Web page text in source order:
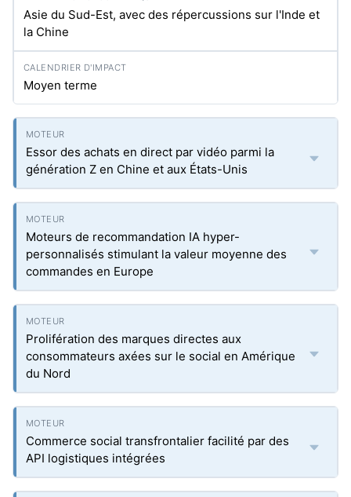
Asie du Sud-Est, avec des répercussions sur l'Inde et
la Chine
Moyen terme
Essor des achats en direct par vidéo parmi la
génération Z en Chine et aux États-Unis
Moteurs de recommandation IA hyper-
personnalisés stimulant la valeur moyenne des
commandes en Europe
Prolifération des marques directes aux
consommateurs axées sur le social en Amérique
du Nord
Commerce social transfrontalier facilité par des
API logistiques intégrées